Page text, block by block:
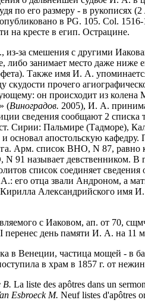
по его размеру - в рукописях
в PG. 105. Col.
на кресте в егип. Острацине.
из-за смешения с другими
либо занимает место даже ниже
Также имя И. А.
скудости прочего
он происходит из колена
(Виноградов. 2005), И. А.
сведения сообщают 2 списка
Сирии: Пальмире (Тадморе),
и основал апостольскую
Арм. список BHO, N 87, равно
N 91 называет девственником. В
список соединяет
его отца звали Андроном, а
Александрийского имя
с Иаковом, ап. от 70,
день памяти И. А. на 11
в Венеции, частица мощей - в
в храм в 1857 г. от
B. La liste des apôtres dans un
Esbroeck M. Neuf listes d'apôtres